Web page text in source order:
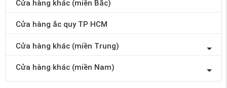
Cửa hàng khác (miền Bắc)
Cửa hàng ắc quy TP HCM
Cửa hàng khác (miền Trung)
Cửa hàng khác (miền Nam)